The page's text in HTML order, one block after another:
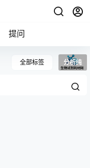
提问
全部标签 分析纯